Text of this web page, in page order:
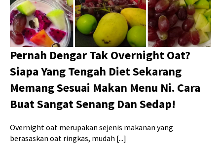
Pernah Dengar Tak Overnight Oat?
Siapa Yang Tengah Diet Sekarang
Memang Sesuai Makan Menu Ni. Cara
Buat Sangat Senang Dan Sedap!
Overnight oat merupakan sejenis makanan yang
berasaskan oat ringkas, mudah [...]